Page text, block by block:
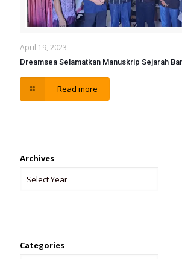
April 19, 2023
Dreamsea Selamatkan Manuskrip Sejarah
Read more
Archives
Categories